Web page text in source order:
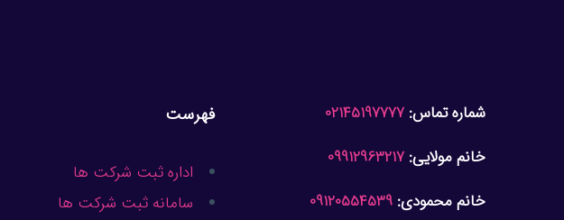
شماره تماس: 02145197777
خانم مولایی: 09912963217
خانم محمودی: 09120554539
فهرست
اداره ثبت شرکت ها
سامانه ثبت شرکت ها